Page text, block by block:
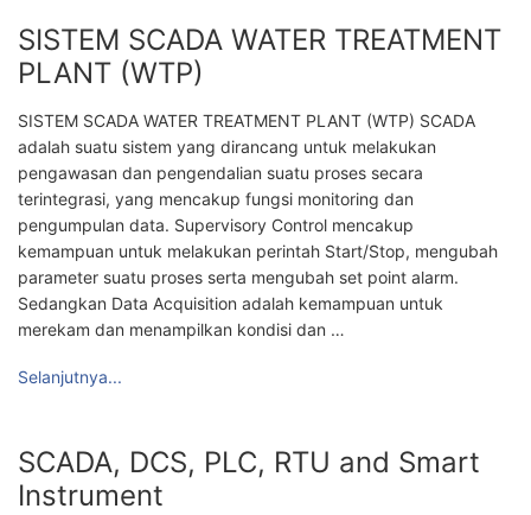
SISTEM SCADA WATER TREATMENT
PLANT (WTP)
SISTEM SCADA WATER TREATMENT PLANT (WTP) SCADA
adalah suatu sistem yang dirancang untuk melakukan
pengawasan dan pengendalian suatu proses secara
terintegrasi, yang mencakup fungsi monitoring dan
pengumpulan data. Supervisory Control mencakup
kemampuan untuk melakukan perintah Start/Stop, mengubah
parameter suatu proses serta mengubah set point alarm.
Sedangkan Data Acquisition adalah kemampuan untuk
merekam dan menampilkan kondisi dan …
Selanjutnya...
SCADA, DCS, PLC, RTU and Smart
Instrument